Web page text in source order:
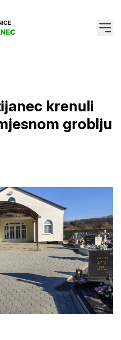
krenuli
groblju